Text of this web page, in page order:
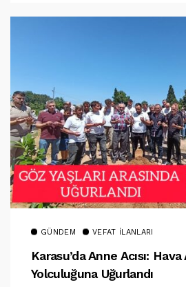
GÜNDEM VEFAT İLANLARI
Karasu’da Anne Acısı:
Yolculuğuna Uğurlandı